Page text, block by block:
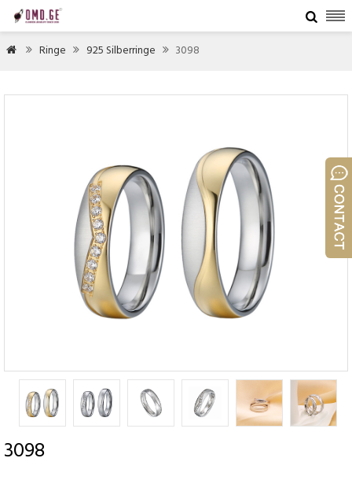

  Ringe  925 Silberringe  3098
3098